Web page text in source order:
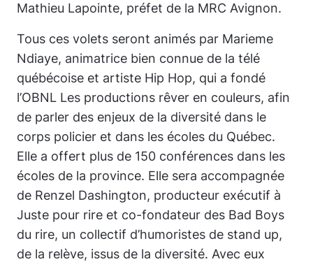
Mathieu Lapointe, préfet de la MRC Avignon.
Tous ces volets seront animés par Marieme
Ndiaye, animatrice bien connue de la télé
québécoise et artiste Hip Hop, qui a fondé
l’OBNL Les productions rêver en couleurs, afin
de parler des enjeux de la diversité dans le
corps policier et dans les écoles du Québec.
Elle a offert plus de 150 conférences dans les
écoles de la province. Elle sera accompagnée
de Renzel Dashington, producteur exécutif à
Juste pour rire et co-fondateur des Bad Boys
du rire, un collectif d’humoristes de stand up,
de la relève, issus de la diversité. Avec eux